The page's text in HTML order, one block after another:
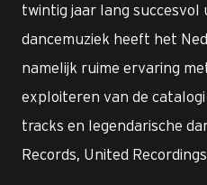
twintig jaar lang succesvol
dancemuziek heeft het
namelijk ruime ervaring
exploiteren van de
tracks en legendarische
Records, United